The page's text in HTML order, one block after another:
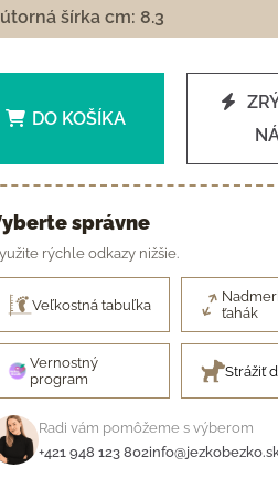
šírka cm: 8.3
DO KOŠÍKA
správne
rýchle odkazy nižšie.
Veľkostná tabuľka
ťahák
Vernostný
program
Strážiť
Radi vám pomôžeme s výberom
+421 948 123 802